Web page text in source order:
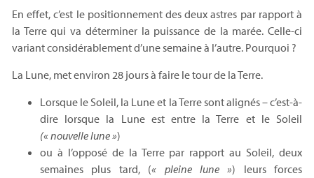
En effet, c’est le positionnement des deux astres par rapport à
la Terre qui va déterminer la puissance de la marée. Celle-ci
variant considérablement d’une semaine à l’autre. Pourquoi ?
La Lune, met environ 28 jours à faire le tour de la Terre.
Lorsque le Soleil, la Lune et la Terre sont alignés – c’est-à-
dire lorsque la Lune est entre la Terre et le Soleil
(« nouvelle lune »)
ou à l’opposé de la Terre par rapport au Soleil, deux
semaines plus tard, (« pleine lune ») leurs forces